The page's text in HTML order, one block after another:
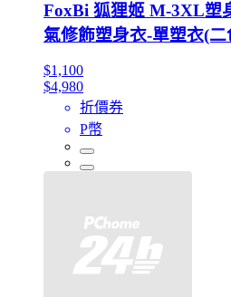
FoxBi 狐狸姬 M-3XL塑
氣修飾塑身衣-單塑衣(
$1,100
$4,980
折價券
P幣